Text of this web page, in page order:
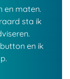
en maten.
sta ik
en ik